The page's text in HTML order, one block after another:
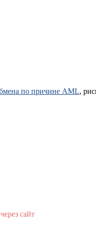
по причине AML,
сайт